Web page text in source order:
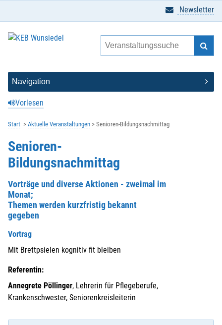
Vorlesen
Newsletter
Start Aktuelle Veranstaltungen Senioren-Bildungsnachmittag
Senioren-
Bildungsnachmittag
Vorträge und diverse Aktionen - zweimal im
Monat;
Themen werden kurzfristig bekannt
gegeben
Vortrag
Mit Brettpsielen kognitiv fit bleiben
Referentin:
Annegrete Pöllinger, Lehrerin für Pflegeberufe,
Krankenschwester, Seniorenkreisleiterin